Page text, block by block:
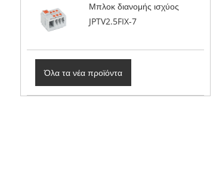
Μπλοκ διανομής ισχύος
JPTV2.5FIX-7
Όλα τα νέα προϊόντα